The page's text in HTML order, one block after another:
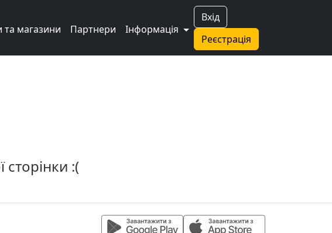
Вхід
Реєстрація
та магазини Партнери Інформація
:(